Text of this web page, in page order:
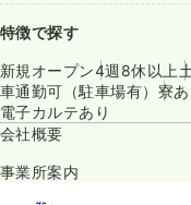
特徴で探す
新規オープン4週8休以上
車通勤可（駐車場有） 寮
電子カルテあり
会社概要
事業所案内